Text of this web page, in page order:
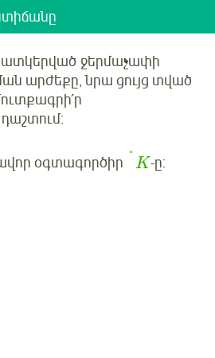
ջերմաչափի
արժեքը, նրա ցույց տված
օգտագործիր K
° -ը: